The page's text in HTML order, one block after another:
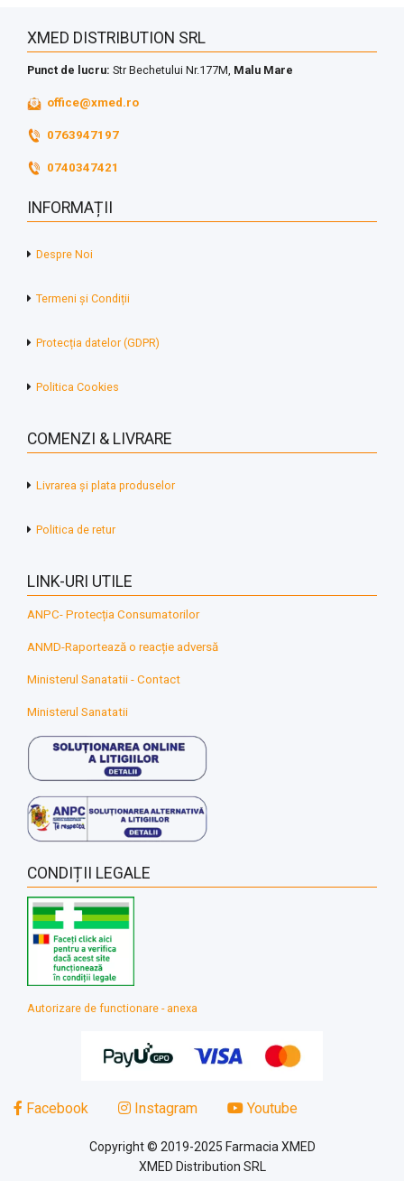
XMED DISTRIBUTION SRL
Punct de lucru: Str Bechetului Nr.177M, Malu Mare
office@xmed.ro
0763947197
0740347421
INFORMAȚII
Despre Noi
Termeni și Condiții
Protecția datelor (GDPR)
Politica Cookies
COMENZI & LIVRARE
Livrarea și plata produselor
Politica de retur
LINK-URI UTILE
ANPC- Protecția Consumatorilor
ANMD-Raportează o reacție adversă
Ministerul Sanatatii - Contact
Ministerul Sanatatii
CONDIȚII LEGALE
Autorizare de functionare - anexa
Facebook Instagram Youtube
Copyright © 2019-2025 Farmacia XMED
XMED Distribution SRL